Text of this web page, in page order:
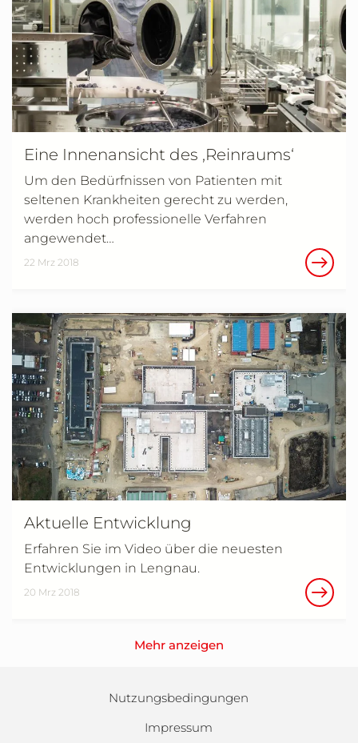
Eine Innenansicht des ‚Reinraums‘
Um den Bedürfnissen von Patienten mit
seltenen Krankheiten gerecht zu werden,
werden hoch professionelle Verfahren
angewendet…
22 Mrz 2018
Aktuelle Entwicklung
Erfahren Sie im Video über die neuesten
Entwicklungen in Lengnau.
20 Mrz 2018
Mehr anzeigen
Nutzungsbedingungen
Impressum